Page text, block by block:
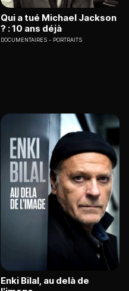
Qui a tué Michael Jackson
? : 10 ans déjà
DOCUMENTAIRES PORTRAITS
Enki Bilal, au delà de